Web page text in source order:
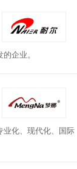
企业。
业化、现代化、国际